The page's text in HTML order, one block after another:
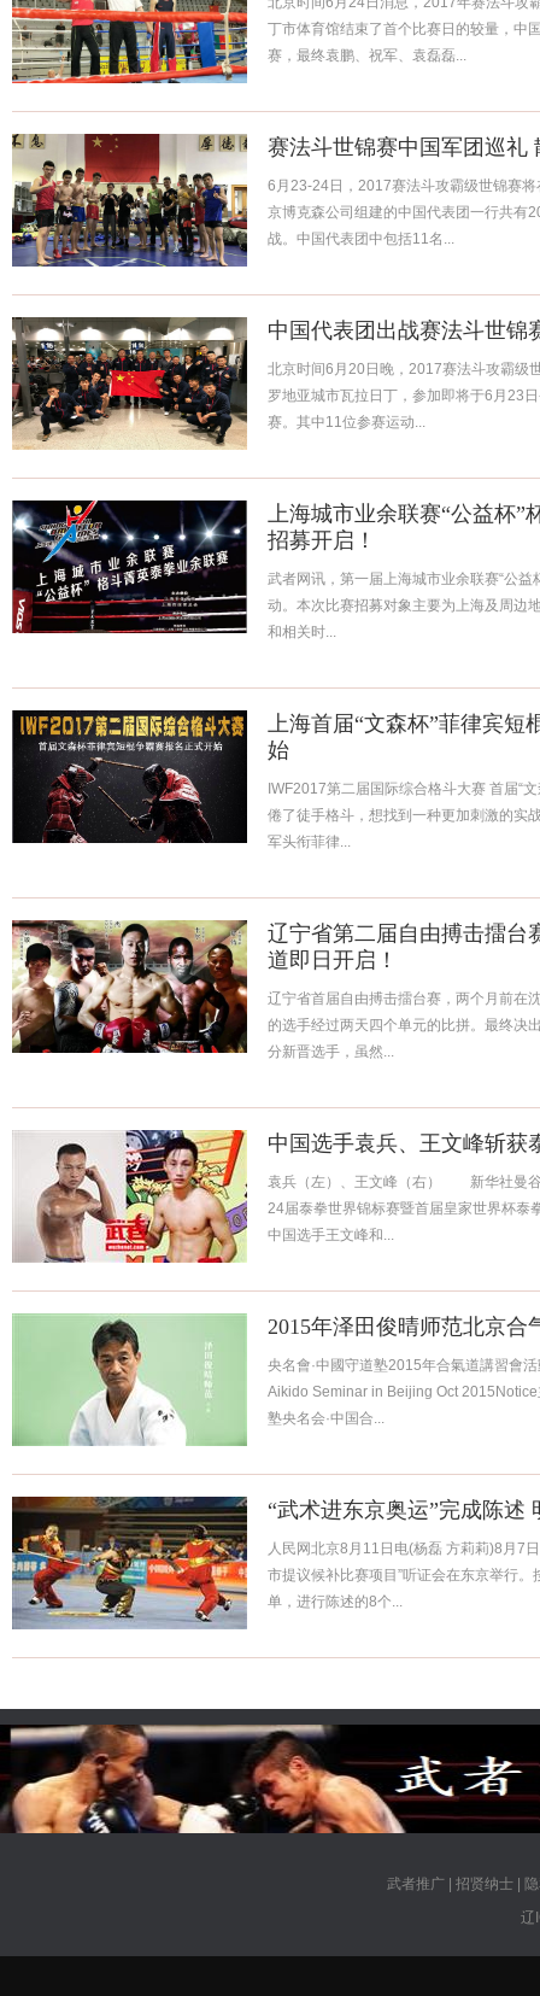
丁市体育馆结束了首个比赛日的较量，中
赛，最终袁鹏、祝军、袁磊磊...
赛法斗世锦赛中国军团巡礼
6月23-24日，2017赛法斗攻霸级世锦赛
京博克森公司组建的中国代表团一行共有
战。中国代表团中包括11名...
中国代表团出战赛法斗世锦
北京时间6月20日晚，2017赛法斗攻霸级
罗地亚城市瓦拉日丁，参加即将于6月23
赛。其中11位参赛运动...
上海城市业余联赛“公益杯”
招募开启！
武者网讯，第一届上海城市业余联赛“公
动。本次比赛招募对象主要为上海及周边
和相关时...
上海首届“文森杯”菲律宾短
始
IWF2017第二届国际综合格斗大赛 首届“
倦了徒手格斗，想找到一种更加刺激的实
军头衔菲律...
辽宁省第二届自由搏击擂台
道即日开启！
辽宁省首届自由搏击擂台赛，两个月前在
的选手经过两天四个单元的比拼。最终决
分新晋选手，虽然...
中国选手袁兵、王文峰斩获
袁兵（左）、王文峰（右） 新华社曼谷
24届泰拳世界锦标赛暨首届皇家世界杯泰
中国选手王文峰和...
2015年泽田俊晴师范北京合
央名會·中國守道塾2015年合氣道講習會
Aikido Seminar in Beijing Oct
塾央名会·中国合...
“武术进东京奥运”完成陈述
人民网北京8月11日电(杨磊 方莉莉)8月7
市提议候补比赛项目”听证会在东京举行
单，进行陈述的8个...
武者推广| 招贤纳士|
辽